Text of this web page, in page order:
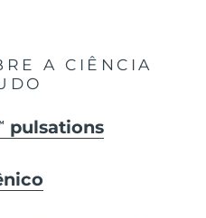
A CIÊNCIA
pulsations